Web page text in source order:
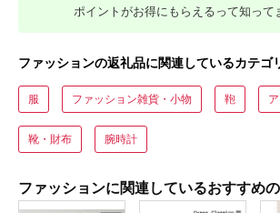
ポイントがお得にもらえるって知って
ファッションの返礼品に関連しているカテゴ
服 ファッション雑貨・小物 鞄
靴・財布 腕時計
ファッションに関連しているおすすめ